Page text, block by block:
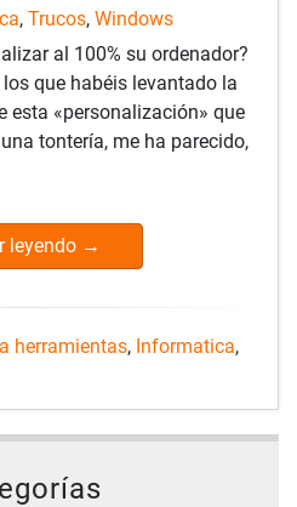
, Trucos, Windows
al 100% su ordenador?
que habéis levantado la
esta «personalización» que
tontería, me ha parecido,
leyendo →
herramientas, Informatica,